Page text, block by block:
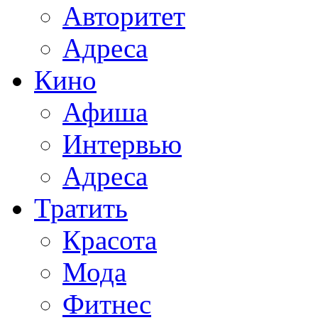
Авторитет
Адреса
Кино
Афиша
Интервью
Адреса
Тратить
Красота
Мода
Фитнес